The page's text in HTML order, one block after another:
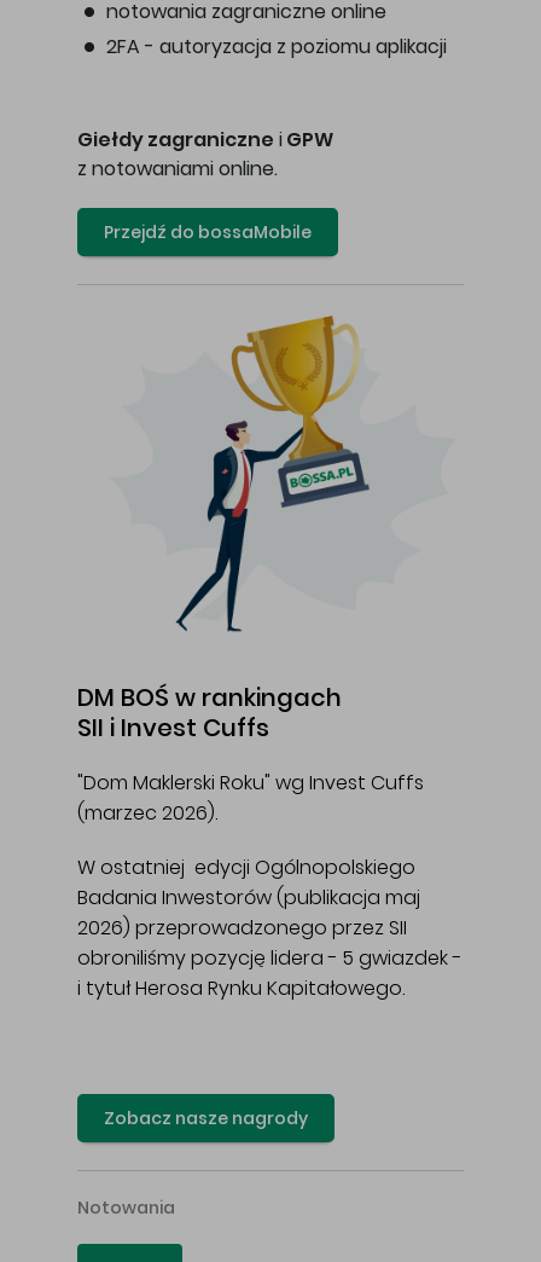
notowania zagraniczne online
2FA - autoryzacja z poziomu aplikacji
Giełdy zagraniczne i GPW
z notowaniami online.
Przejdź do bossaMobile
DM BOŚ w rankingach
SII i Invest Cuffs
"Dom Maklerski Roku" wg Invest Cuffs
(marzec 2026).
W ostatniej edycji Ogólnopolskiego
Badania Inwestorów (publikacja maj
2026) przeprowadzonego przez SII
obroniliśmy pozycję lidera - 5 gwiazdek -
i tytuł Herosa Rynku Kapitałowego.
Zobacz nasze nagrody
Notowania